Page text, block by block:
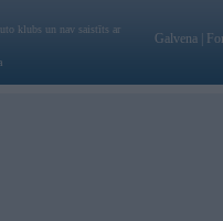
klubs un nav saistīts ar
Galvena